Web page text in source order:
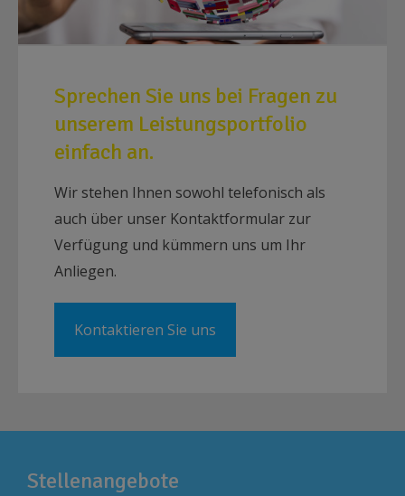
Sprechen Sie uns bei Fragen zu
unserem Leistungsportfolio
einfach an.
Wir stehen Ihnen sowohl telefonisch als
auch über unser Kontaktformular zur
Verfügung und kümmern uns um Ihr
Anliegen.
Kontaktieren Sie uns
Stellenangebote